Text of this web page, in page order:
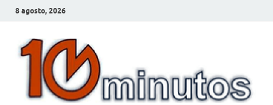
8 agosto, 2026